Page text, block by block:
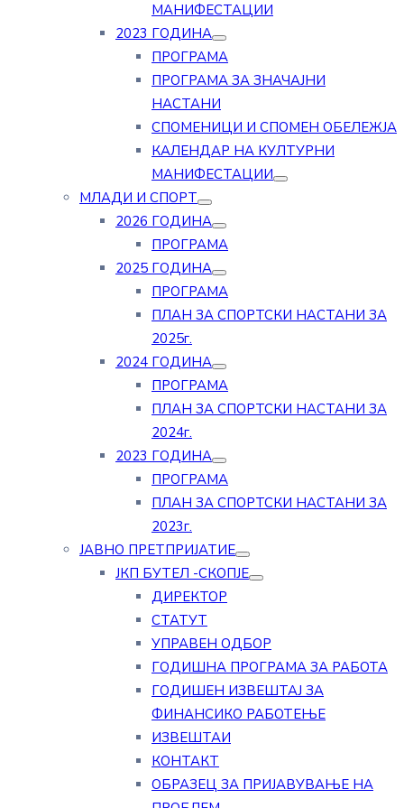
МАНИФЕСТАЦИИ
2023 ГОДИНА
ПРОГРАМА
ПРОГРАМА ЗА ЗНАЧАЈНИ
НАСТАНИ
СПОМЕНИЦИ И СПОМЕН ОБЕЛЕЖЈА
КАЛЕНДАР НА КУЛТУРНИ
МАНИФЕСТАЦИИ
МЛАДИ И СПОРТ
2026 ГОДИНА
ПРОГРАМА
2025 ГОДИНА
ПРОГРАМА
ПЛАН ЗА СПОРТСКИ НАСТАНИ ЗА
2025г.
2024 ГОДИНА
ПРОГРАМА
ПЛАН ЗА СПОРТСКИ НАСТАНИ ЗА
2024г.
2023 ГОДИНА
ПРОГРАМА
ПЛАН ЗА СПОРТСКИ НАСТАНИ ЗА
2023г.
ЈАВНО ПРЕТПРИЈАТИЕ
ЈКП БУТЕЛ -СКОПЈЕ
ДИРЕКТОР
СТАТУТ
УПРАВЕН ОДБОР
ГОДИШНА ПРОГРАМА ЗА РАБОТА
ГОДИШЕН ИЗВЕШТАЈ ЗА
ФИНАНСИКО РАБОТЕЊЕ
ИЗВЕШТАИ
КОНТАКТ
ОБРАЗЕЦ ЗА ПРИЈАВУВАЊЕ НА